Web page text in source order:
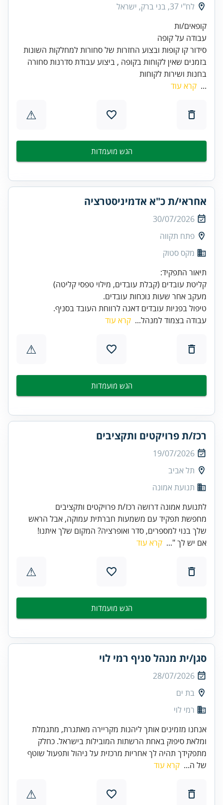
לח"י 37, בני ברק, ישראל
בזמנים שאין לקוחות בקופה , ביצוע עבודת סדרנות סחורה
בחנות ושירות לקוחות
... קרא עוד
⚠
הגש מועמדות
אחראי/ת כ"א אדמיניסטרציה
30/07/2026
פתח תקווה
מקס סטוק
טיפול בפניות עובדים דאגה לרווחת העובד בסניף.
עבודה בצמוד למנהל... קרא עוד
⚠
הגש מועמדות
רכז/ת פרויקטים ותקציבים
19/07/2026
תל אביב
תנועת אמונה
לתנועת אמונה דרושה רכז/ת פרויקטים ותקציבים
מחפשת תפקיד עם משמעות חברתית עמוקה, אבל הראש
שלך בנוי למספרים, סדר ואופרציה? המקום שלך איתנו!
אם יש לך "... קרא עוד
⚠
הגש מועמדות
סגן/ית מנהל סניף רמי לוי
28/07/2026
בת ים
רמי לוי
אנחנו מזמינים אותך ליהנות מקריירה מאתגרת, מתגמלת
ומלאת סיפוק באחת הרשתות המובילות בישראל. כחלק
מתפקידך תהיה לך אחריות מרכזית על ניהול ותפעול שוטף
של ה... קרא עוד
⚠